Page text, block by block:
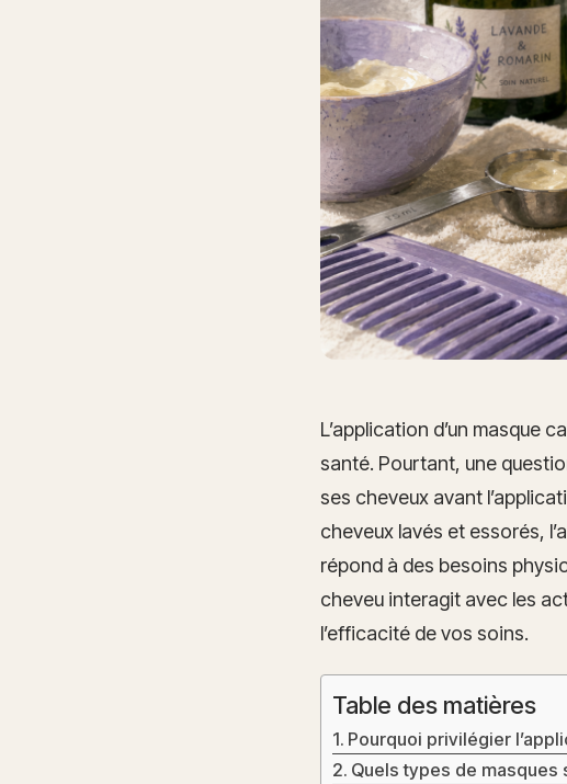
L’application d’un masque
santé. Pourtant, une
ses cheveux avant
cheveux lavés et essorés,
répond à des besoins
cheveu interagit avec les
l’efficacité de vos soins.
Table des matières
Pourquoi privilégier
Quels types de